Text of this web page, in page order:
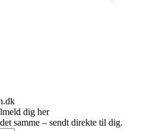
dig her
samme – sendt direkte til dig.